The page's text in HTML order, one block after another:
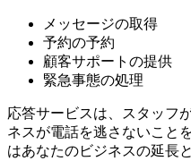
メッセージの取得
予約の予約
顧客サポートの提供
緊急事態の処理
応答サービスは、スタッフ
ネスが電話を逃さないこと
はあなたのビジネスの延長